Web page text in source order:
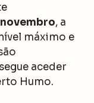
, a
máximo e
aceder
Humo.